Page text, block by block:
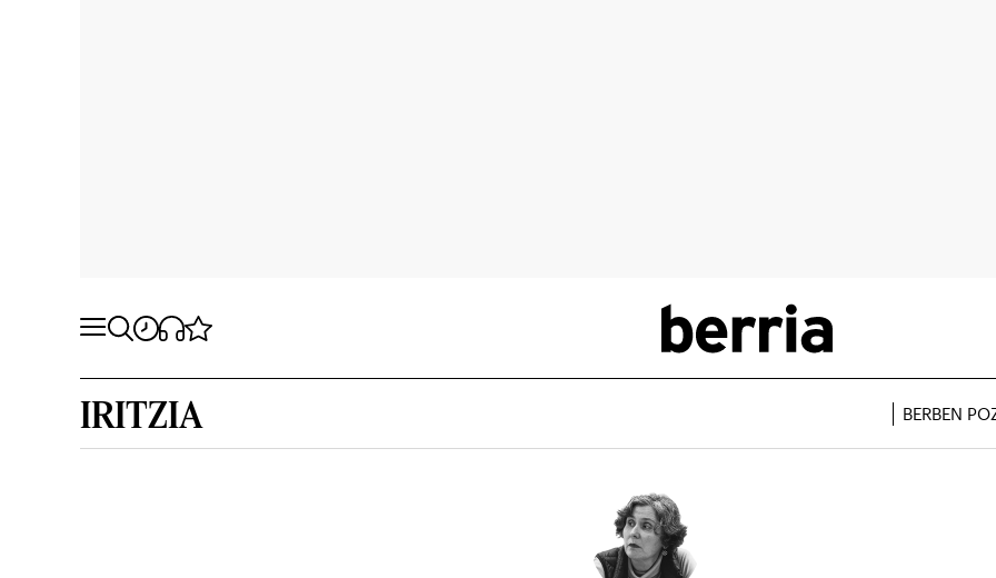
IRITZIA BERBEN